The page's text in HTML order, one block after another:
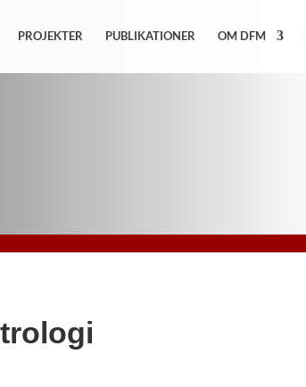
PROJEKTER PUBLIKATIONER OM DFM